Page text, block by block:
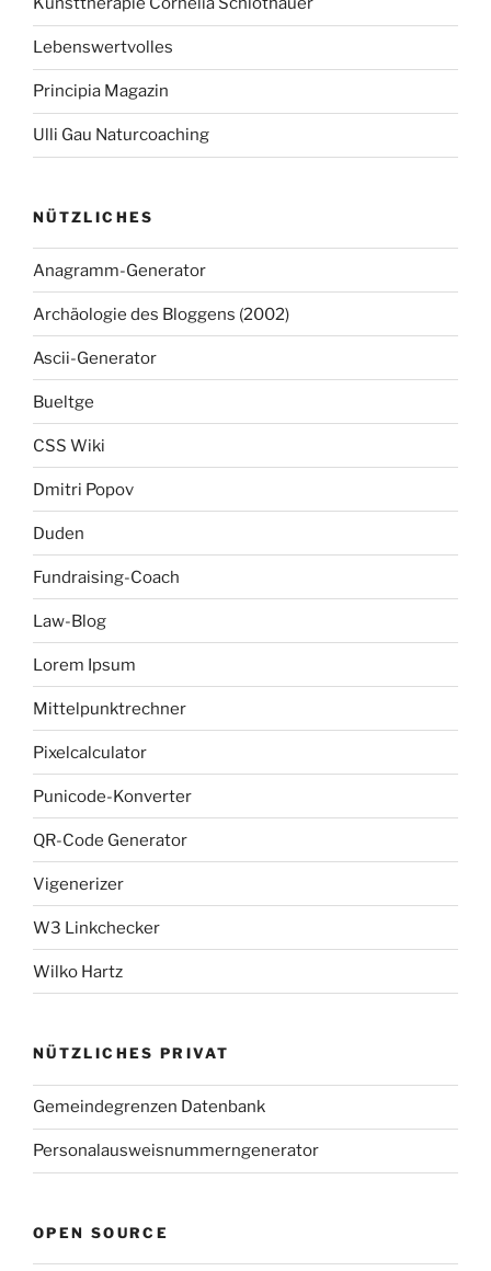
Lebenswertvolles
Principia Magazin
Ulli Gau Naturcoaching
NÜTZLICHES
Anagramm-Generator
Archäologie des Bloggens (2002)
Ascii-Generator
Bueltge
CSS Wiki
Dmitri Popov
Duden
Fundraising-Coach
Law-Blog
Lorem Ipsum
Mittelpunktrechner
Pixelcalculator
Punicode-Konverter
QR-Code Generator
Vigenerizer
W3 Linkchecker
Wilko Hartz
NÜTZLICHES PRIVAT
Gemeindegrenzen Datenbank
Personalausweisnummerngenerator
OPEN SOURCE